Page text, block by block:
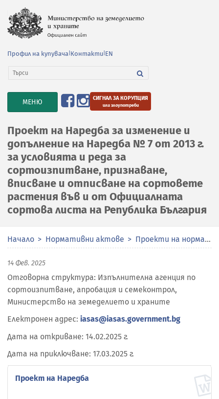
Профил на купувача Контакти EN
TOGGLE
NAVIGATION
МЕНЮ СИГНАЛ ЗА КОРУПЦИЯ
или злоупотреби
Проект на Наредба за изменение и
допълнение на Наредба № 7 от 2013 г.
за условията и реда за
сортоизпитване, признаване,
вписване и отписване на сортовете
растения във и от Официалната
сортова листа на Република България
Начало Нормативни актове Проекти на нормативни актове
14 Фев. 2025
Отговорна структура: Изпълнителна агенция по
сортоизпитване, апробация и семеконтрол,
Министерство на земеделието и храните
Електронен адрес: iasas@iasas.government.bg
Дата на откриване: 14.02.2025 г.
Дата на приключване: 17.03.2025 г.
Проект на Наредба